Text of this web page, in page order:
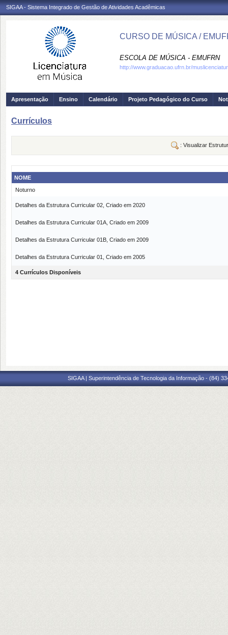
SIGAA - Sistema Integrado de Gestão de Atividades Acadêmicas
CURSO DE MÚSICA /
ESCOLA DE MÚSICA - EMUFRN
http://www.graduacao.ufrn.br/
Apresentação Ensino Calendário Projeto Pedagógico do Curso
Currículos
: Visualizar
NOME
Noturno
Detalhes da Estrutura Curricular 02, Criado em 2020
Detalhes da Estrutura Curricular 01A, Criado em 2009
Detalhes da Estrutura Curricular 01B, Criado em 2009
Detalhes da Estrutura Curricular 01, Criado em 2005
4 Currículos Disponíveis
SIGAA | Superintendência de Tecnologia da Informação - (84)